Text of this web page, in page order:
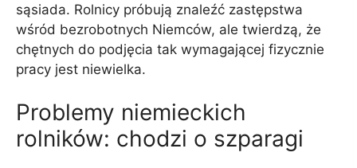
sąsiada. Rolnicy próbują znaleźć zastępstwa
wśród bezrobotnych Niemców, ale twierdzą, że
chętnych do podjęcia tak wymagającej fizycznie
pracy jest niewielka.
Problemy niemieckich
rolników: chodzi o szparagi